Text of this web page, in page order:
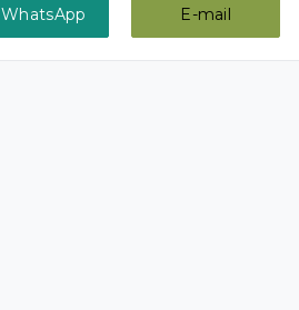
WhatsApp E-mail